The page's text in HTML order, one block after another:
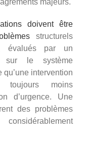
doivent être
structurels
évalués par un
sur le système
intervention
moins
d’urgence. Une
des problèmes